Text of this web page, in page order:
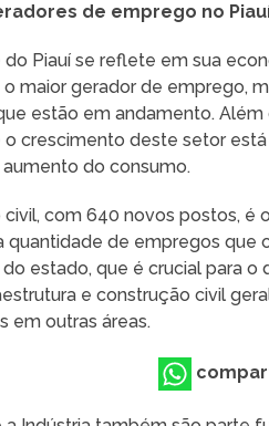
de emprego no
do Piauí se reflete em sua
o maior gerador de emprego,
estão em andamento.
o crescimento deste setor
do consumo.
com 640 novos postos, é
quantidade de empregos que
estado, que é crucial para
e construção civil
em outras áreas.